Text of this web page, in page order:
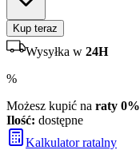
Kup teraz
Wysyłka w 24H
%
Możesz kupić na raty 0%
Ilość: dostępne
Kalkulator ratalny